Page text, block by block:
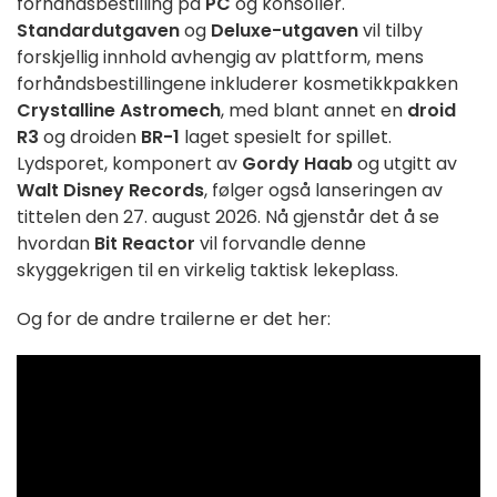
Standardutgavenog Deluxe-utgavenvil tilby
forskjellig innhold avhengig av plattform, mens
forhåndsbestillingene inkluderer kosmetikkpakken
Crystalline Astromech, med blant annet en droid
R3 og droiden BR-1 laget spesielt for spillet.
Lydsporet, komponert av Gordy Haabog utgitt av
Walt Disney Records, følger også lanseringen av
tittelen den 27. august 2026. Nå gjenstår det å se
hvordan Bit Reactor vil forvandle denne
skyggekrigen til en virkelig taktisk lekeplass.
Og for de andre trailerne er det her: